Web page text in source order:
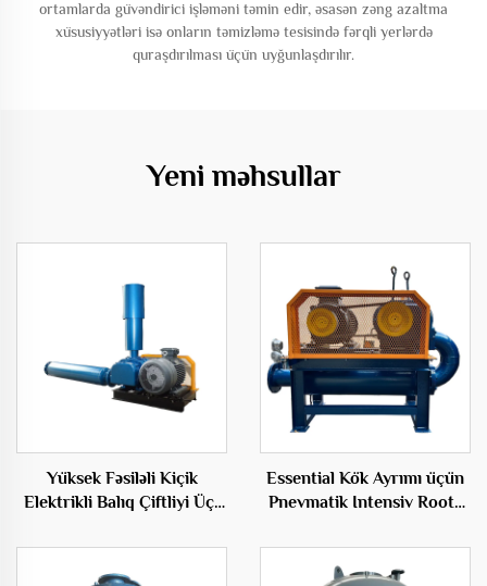
ortamlarda güvəndirici işləməni təmin edir, əsasən zəng azaltma
xüsusiyyətləri isə onların təmizləmə tesisində fərqli yerlərdə
quraşdırılması üçün uyğunlaşdırılır.
Yeni məhsullar
Yüksek Fəsiləli Kiçik
Elektrikli Balıq Çiftliyi Üç-
Essential Kök Ayrımı üçün
Pnevmatik Intensiv Roots